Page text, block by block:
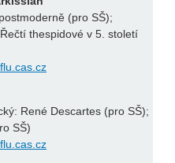
(pro SŠ);
thespidové v 5. století
René Descartes (pro SŠ);
SŠ)